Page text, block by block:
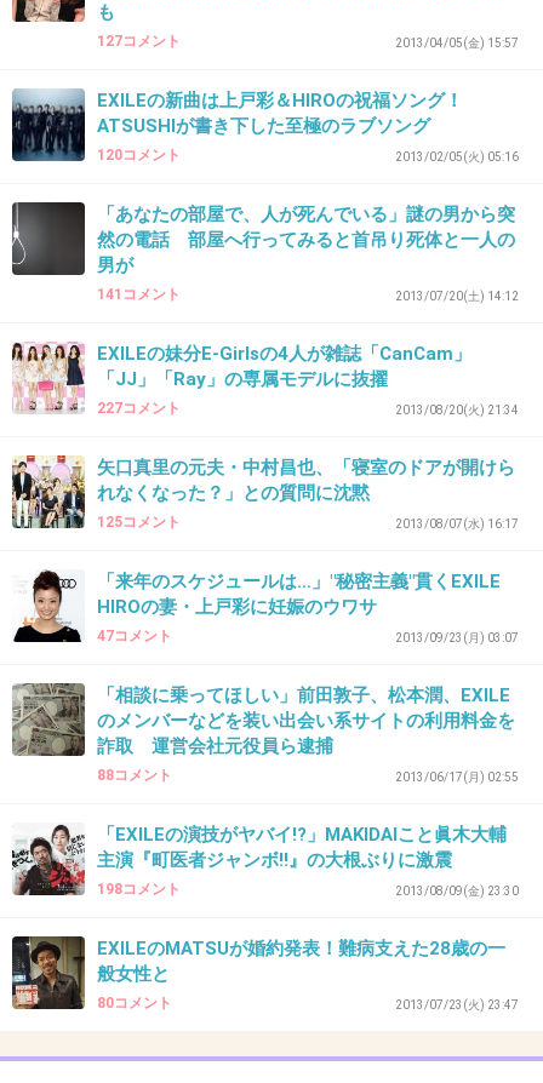
出典：up.gc-img.net
あのＢ‘ｚだってベストアルバムに特典色々付け
てたよね。
当時すごく批判されてたよね。
+107
40. 匿名2013/09/19(木) 16:14:56
EXILEが嵐にかったけどひどくない？
*1 80,279 EXILE←4月発売
*2 28,,137 前田敦子
2013年度年間暫定順位（9/23付）
**1位//1,952,245/AKB48「さよならクロール」
**2位//1,423,666/AKB48「恋るフォーチュンクッキー」
**4位//*,881,192/嵐「Calling/Breathless」
**5位//*,803,846/EXILE「EXILE PRIDE~こんな世界を愛するため~」
+22
41. 匿名2013/09/19(木) 16:15:11
質のいいもの、実力のあるものを正当に評価で
も
127コメント 2013/04/05(金) 15:57
EXILEの新曲は上戸彩＆HIROの祝福ソング！
ATSUSHIが書き下した至極のラブソング
120コメント 2013/02/05(火) 05:16
「あなたの部屋で、人が死んでいる」謎の男から突
然の電話 部屋へ行ってみると首吊り死体と一人の
男が
141コメント 2013/07/20(土) 14:12
EXILEの妹分E-Girlsの4人が雑誌「CanCam」
「JJ」「Ray」の専属モデルに抜擢
227コメント 2013/08/20(火) 21:34
矢口真里の元夫・中村昌也、「寝室のドアが開けら
れなくなった？」との質問に沈黙
125コメント 2013/08/07(水) 16:17
「来年のスケジュールは…」"秘密主義"貫くEXILE
HIROの妻・上戸彩に妊娠のウワサ
47コメント 2013/09/23(月) 03:07
「相談に乗ってほしい」前田敦子、松本潤、EXILE
のメンバーなどを装い出会い系サイトの利用料金を
詐取 運営会社元役員ら逮捕
88コメント 2013/06/17(月) 02:55
「EXILEの演技がヤバイ!?」MAKIDAIこと眞木大輔
主演『町医者ジャンボ!!』の大根ぶりに激震
198コメント 2013/08/09(金) 23:30
EXILEのMATSUが婚約発表！難病支えた28歳の一
般女性と
80コメント 2013/07/23(火) 23:47